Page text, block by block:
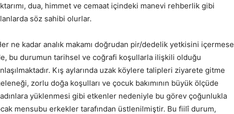
dua, himmet ve cemaat içindeki manevi rehberlik gibi
söz sahibi olurlar.
ne kadar analık makamı doğrudan pir/dedelik yetkisini içermese
bu durumun tarihsel ve coğrafi koşullarla ilişkili olduğu
Kış aylarında uzak köylere talipleri ziyarete gitme
zorlu doğa koşulları ve çocuk bakımının büyük ölçüde
yüklenmesi gibi etkenler nedeniyle bu görev çoğunlukla
mensubu erkekler tarafından üstlenilmiştir. Bu fiilî durum,